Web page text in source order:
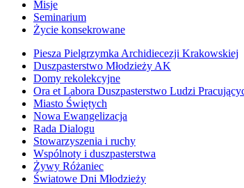
Misje
Seminarium
Życie konsekrowane
Piesza Pielgrzymka Archidiecezji Krakowskiej
Duszpasterstwo Młodzieży AK
Domy rekolekcyjne
Ora et Labora Duszpasterstwo Ludzi
Miasto Świętych
Nowa Ewangelizacja
Rada Dialogu
Stowarzyszenia i ruchy
Wspólnoty i duszpasterstwa
Żywy Różaniec
Światowe Dni Młodzieży